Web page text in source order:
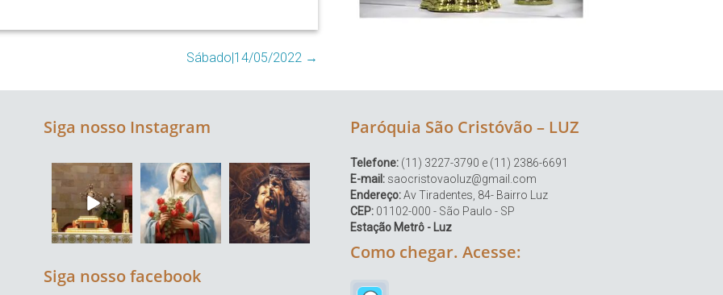
Sábado|14/05/2022 →
Siga nosso Instagram
Siga nosso facebook
Paróquia São Cristóvão – LUZ
Telefone: (11) 3227-3790 e (11) 2386-6691
E-mail: saocristovaoluz@gmail.com
Endereço:Av Tiradentes, 84- Bairro Luz
CEP: 01102-000 - São Paulo - SP
Estação Metrô - Luz
Como chegar. Acesse: